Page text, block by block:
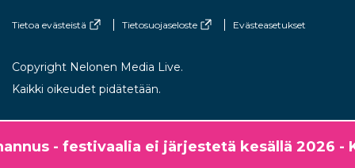
Tietoa evästeistä Tietosuojaseloste Evästeasetukset
Copyright Nelonen Media Live.
Kaikki oikeudet pidätetään.
- festivaalia ei järjestetä kesällä 2026